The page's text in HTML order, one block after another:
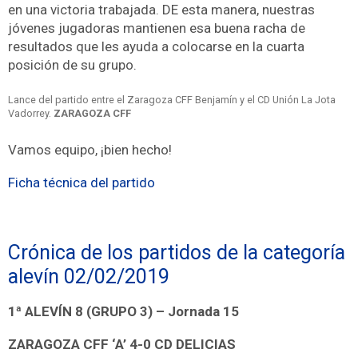
en una victoria trabajada. DE esta manera, nuestras
jóvenes jugadoras mantienen esa buena racha de
resultados que les ayuda a colocarse en la cuarta
posición de su grupo.
Lance del partido entre el Zaragoza CFF Benjamín y el CD Unión La Jota
Vadorrey. ZARAGOZA CFF
Vamos equipo, ¡bien hecho!
Ficha técnica del partido
Crónica de los partidos de la categoría
alevín 02/02/2019
1ª ALEVÍN 8 (GRUPO 3) – Jornada 15
ZARAGOZA CFF ‘A’ 4-0 CD DELICIAS